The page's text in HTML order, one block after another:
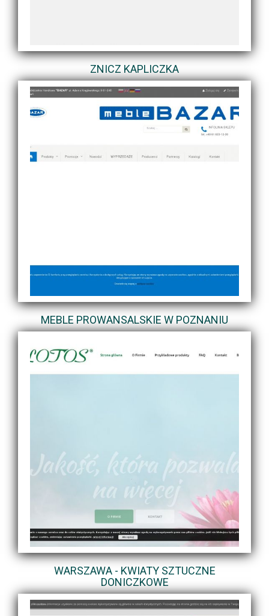
ZNICZ KAPLICZKA
MEBLE PROWANSALSKIE W POZNANIU
WARSZAWA - KWIATY SZTUCZNE
DONICZKOWE